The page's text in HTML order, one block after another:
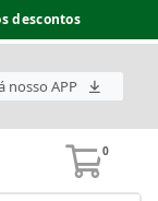
descontos
nosso APP
0